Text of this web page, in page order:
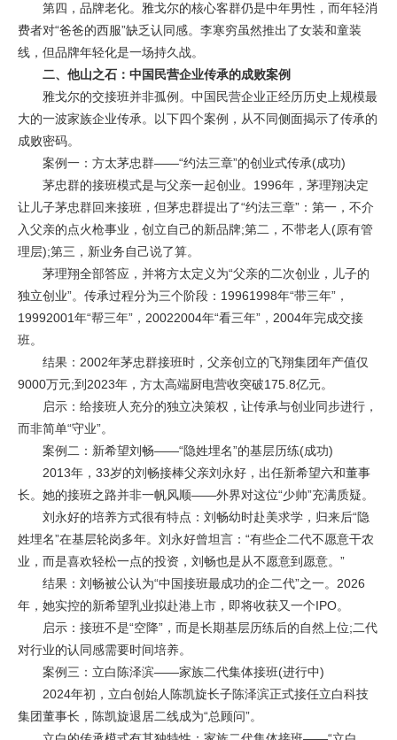
第四，品牌老化。雅戈尔的核心客群仍是中年男性，而年轻消
费者对“爸爸的西服”缺乏认同感。李寒穷虽然推出了女装和童装
线，但品牌年轻化是一场持久战。
二、他山之石：中国民营企业传承的成败案例
雅戈尔的交接班并非孤例。中国民营企业正经历历史上规模最
大的一波家族企业传承。以下四个案例，从不同侧面揭示了传承的
成败密码。
案例一：方太茅忠群——“约法三章”的创业式传承(成功)
茅忠群的接班模式是与父亲一起创业。1996年，茅理翔决定
让儿子茅忠群回来接班，但茅忠群提出了“约法三章”：第一，不介
入父亲的点火枪事业，创立自己的新品牌;第二，不带老人(原有管
理层);第三，新业务自己说了算。
茅理翔全部答应，并将方太定义为“父亲的二次创业，儿子的
独立创业”。传承过程分为三个阶段：19961998年“带三年”，
19992001年“帮三年”，20022004年“看三年”，2004年完成交接
班。
结果：2002年茅忠群接班时，父亲创立的飞翔集团年产值仅
9000万元;到2023年，方太高端厨电营收突破175.8亿元。
启示：给接班人充分的独立决策权，让传承与创业同步进行，
而非简单“守业”。
案例二：新希望刘畅——“隐姓埋名”的基层历练(成功)
2013年，33岁的刘畅接棒父亲刘永好，出任新希望六和董事
长。她的接班之路并非一帆风顺——外界对这位“少帅”充满质疑。
刘永好的培养方式很有特点：刘畅幼时赴美求学，归来后“隐
姓埋名”在基层轮岗多年。刘永好曾坦言：“有些企二代不愿意干农
业，而是喜欢轻松一点的投资，刘畅也是从不愿意到愿意。”
结果：刘畅被公认为“中国接班最成功的企二代”之一。2026
年，她实控的新希望乳业拟赴港上市，即将收获又一个IPO。
启示：接班不是“空降”，而是长期基层历练后的自然上位;二代
对行业的认同感需要时间培养。
案例三：立白陈泽滨——家族二代集体接班(进行中)
2024年初，立白创始人陈凯旋长子陈泽滨正式接任立白科技
集团董事长，陈凯旋退居二线成为“总顾问”。